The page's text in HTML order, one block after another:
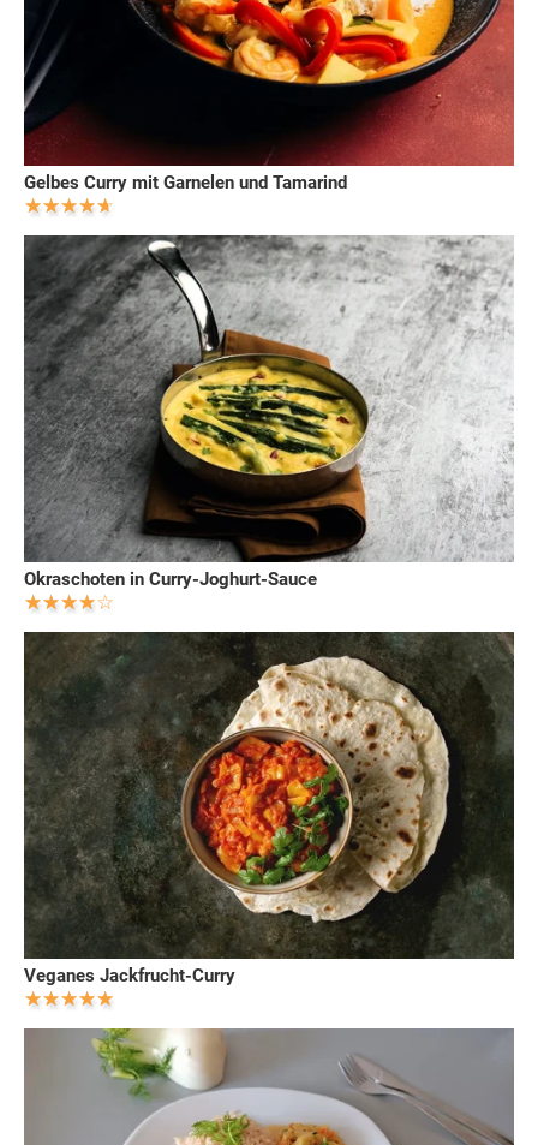
Gelbes Curry mit Garnelen und Tamarind
Okraschoten in Curry-Joghurt-Sauce
Veganes Jackfrucht-Curry